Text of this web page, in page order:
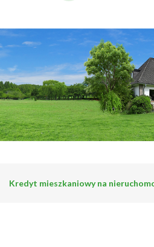
Kredyt mieszkaniowy na